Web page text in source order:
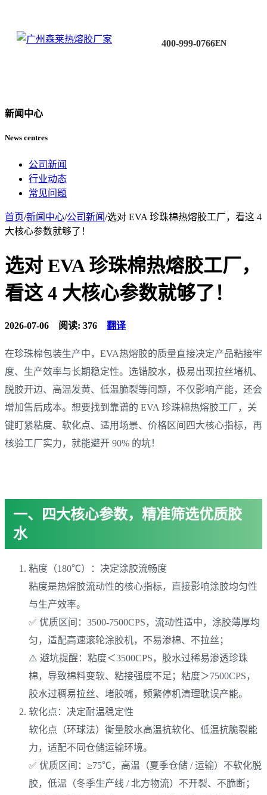
400-999-0766EN
新闻中心
News centres
公司新闻
行业动态
常见问题
首页/新闻中心/公司新闻/选对 EVA 珍珠棉热熔胶工厂，看这 4
大核心参数就够了！
选对 EVA 珍珠棉热熔胶工厂，
看这 4 大核心参数就够了！
2026-07-06 阅读: 376 翻译
在珍珠棉包装生产中，EVA热熔胶的质量直接决定产品粘接牢
度、生产效率与长期稳定性。选错胶水，极易出现拉丝堵机、
脱胶开边、高温发黄、低温脆裂等问题，不仅影响产能，还会
增加售后成本。想要找到靠谱的 EVA 珍珠棉热熔胶工厂，关
键盯紧粘度、软化点、适用场景、价格区间四大核心指标，再
核验工厂实力，就能避开 90% 的坑！
一、四大核心参数，精准筛选优质胶
水
粘度（180℃）：决定涂胶流畅度
粘度是热熔胶流动性的核心指标，直接影响涂胶均匀性
与生产效率。
✅ 优质区间：3500-7500CPS，流动性适中，涂胶薄厚均
匀，适配高速滚轮涂胶机，不易渗棉、不拉丝；
⚠️ 避坑提醒：粘度＜3500CPS，胶水过稀易渗透珍珠
棉，导致棉料变软、粘接强度不足；粘度＞7500CPS，
胶水过稠易拉丝、堵胶嘴，频繁停机清理耽误产能。
软化点：决定耐温稳定性
软化点（环球法）衡量胶水高温抗软化、低温抗脆裂能
力，适配不同仓储运输环境。
✅ 优质区间：≥75℃，高温（夏季仓储 / 运输）不软化脱
胶，低温（冬季生产线 / 北方物流）不开裂、不脆断；